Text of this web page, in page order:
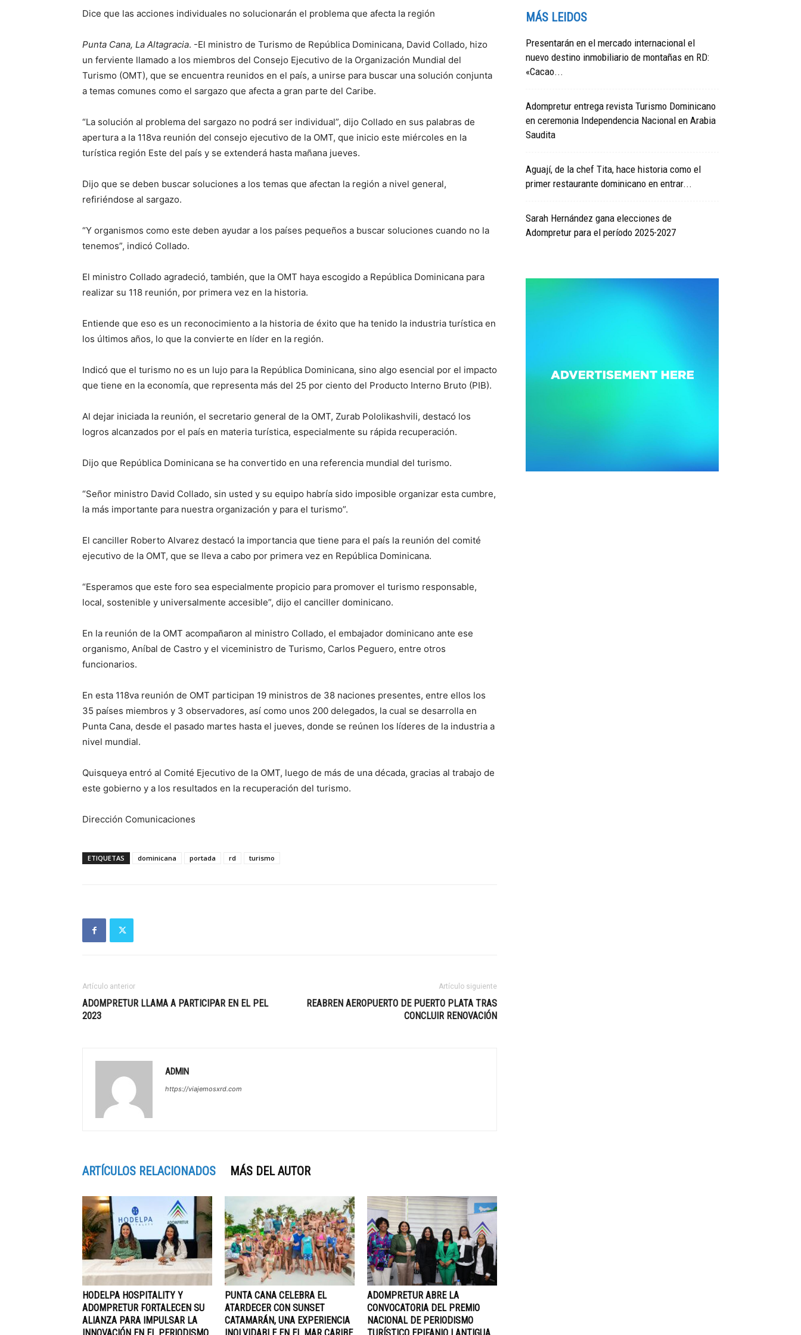
Dice que las acciones individuales no solucionarán el problema que afecta la región
Punta Cana, La Altagracia. -El ministro de Turismo de República Dominicana, David Collado, hizo
un ferviente llamado a los miembros del Consejo Ejecutivo de la Organización Mundial del
Turismo (OMT), que se encuentra reunidos en el país, a unirse para buscar una solución conjunta
a temas comunes como el sargazo que afecta a gran parte del Caribe.
“La solución al problema del sargazo no podrá ser individual”, dijo Collado en sus palabras de
apertura a la 118va reunión del consejo ejecutivo de la OMT, que inicio este miércoles en la
turística región Este del país y se extenderá hasta mañana jueves.
Dijo que se deben buscar soluciones a los temas que afectan la región a nivel general,
refiriéndose al sargazo.
“Y organismos como este deben ayudar a los países pequeños a buscar soluciones cuando no la
tenemos”, indicó Collado.
El ministro Collado agradeció, también, que la OMT haya escogido a República Dominicana para
realizar su 118 reunión, por primera vez en la historia.
Entiende que eso es un reconocimiento a la historia de éxito que ha tenido la industria turística en
los últimos años, lo que la convierte en líder en la región.
Indicó que el turismo no es un lujo para la República Dominicana, sino algo esencial por el impacto
que tiene en la economía, que representa más del 25 por ciento del Producto Interno Bruto (PIB).
Al dejar iniciada la reunión, el secretario general de la OMT, Zurab Pololikashvili, destacó los
logros alcanzados por el país en materia turística, especialmente su rápida recuperación.
Dijo que República Dominicana se ha convertido en una referencia mundial del turismo.
“Señor ministro David Collado, sin usted y su equipo habría sido imposible organizar esta cumbre,
la más importante para nuestra organización y para el turismo”.
El canciller Roberto Alvarez destacó la importancia que tiene para el país la reunión del comité
ejecutivo de la OMT, que se lleva a cabo por primera vez en República Dominicana.
“Esperamos que este foro sea especialmente propicio para promover el turismo responsable,
local, sostenible y universalmente accesible”, dijo el canciller dominicano.
En la reunión de la OMT acompañaron al ministro Collado, el embajador dominicano ante ese
organismo, Aníbal de Castro y el viceministro de Turismo, Carlos Peguero, entre otros
funcionarios.
En esta 118va reunión de OMT participan 19 ministros de 38 naciones presentes, entre ellos los
35 países miembros y 3 observadores, así como unos 200 delegados, la cual se desarrolla en
Punta Cana, desde el pasado martes hasta el jueves, donde se reúnen los líderes de la industria a
nivel mundial.
Quisqueya entró al Comité Ejecutivo de la OMT, luego de más de una década, gracias al trabajo de
este gobierno y a los resultados en la recuperación del turismo.
Dirección Comunicaciones
ETIQUETAS dominicana portada rd turismo
Artículo anterior
ADOMPRETUR LLAMA A PARTICIPAR EN EL PEL
2023
Artículo siguiente
REABREN AEROPUERTO DE PUERTO PLATA TRAS
CONCLUIR RENOVACIÓN
ADMIN
https://viajemosxrd.com
ARTÍCULOS RELACIONADOS MÁS DEL AUTOR
HODELPA HOSPITALITY Y
ADOMPRETUR FORTALECEN SU
ALIANZA PARA IMPULSAR LA
PUNTA CANA CELEBRA EL
ATARDECER CON SUNSET
CATAMARÁN, UNA EXPERIENCIA
ADOMPRETUR ABRE LA
CONVOCATORIA DEL PREMIO
NACIONAL DE PERIODISMO
MÁS LEIDOS
Presentarán en el mercado internacional el
nuevo destino inmobiliario de montañas en RD:
«Cacao...
Adompretur entrega revista Turismo Dominicano
en ceremonia Independencia Nacional en Arabia
Saudita
Aguají, de la chef Tita, hace historia como el
primer restaurante dominicano en entrar...
Sarah Hernández gana elecciones de
Adompretur para el período 2025-2027